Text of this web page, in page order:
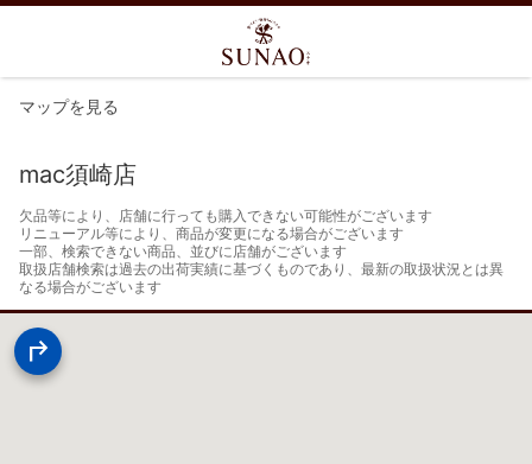
マップを見る
mac須崎店
欠品等により、店舗に行っても購入できない可能性がございます
リニューアル等により、商品が変更になる場合がございます
一部、検索できない商品、並びに店舗がございます
取扱店舗検索は過去の出荷実績に基づくものであり、最新の取扱状況とは異
なる場合がございます